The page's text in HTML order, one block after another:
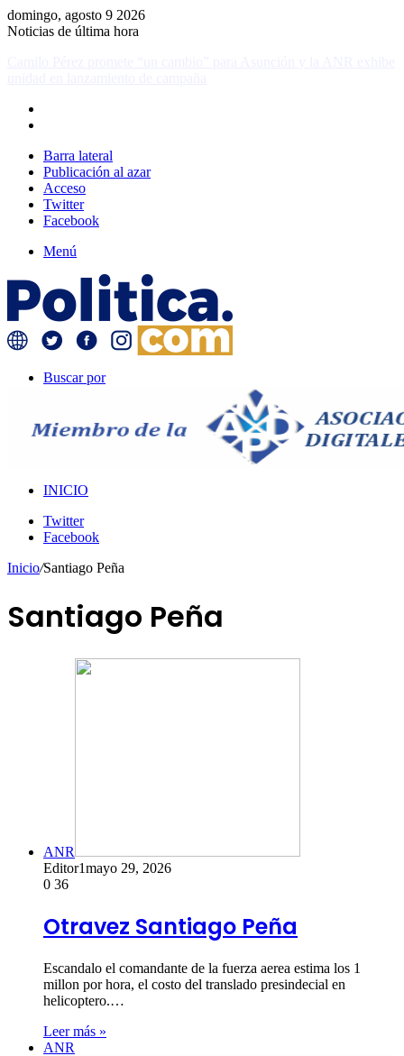
domingo, agosto 9 2026
Noticias de última hora
Barra lateral
Publicación al azar
Acceso
Twitter
Facebook
Menú
Buscar por
INICIO
Twitter
Facebook
Inicio/Santiago Peña
Santiago Peña
ANR
Editor1mayo 29, 2026
0 36
Otravez Santiago Peña
Escandalo el comandante de la fuerza aerea estima los 1
millon por hora, el costo del translado presindecial en
helicoptero.…
Leer más »
ANR